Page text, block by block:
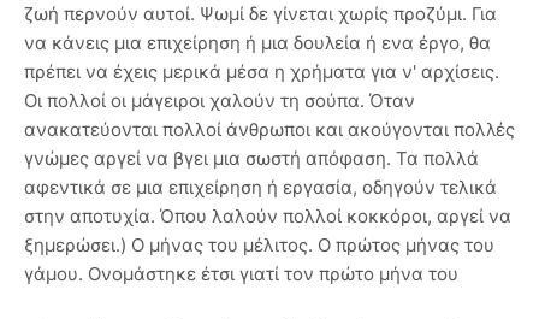
ζωή περνούν αυτοί. Ψωμί δε γίνεται χωρίς προζύμι. Για
να κάνεις μια επιχείρηση ή μια δουλεία ή ενα έργο, θα
πρέπει να έχεις μερικά μέσα η χρήματα για ν' αρχίσεις.
Οι πολλοί οι μάγειροι χαλούν τη σούπα. Όταν
ανακατεύονται πολλοί άνθρωποι και ακούγονται πολλές
γνώμες αργεί να βγει μια σωστή απόφαση. Τα πολλά
αφεντικά σε μια επιχείρηση ή εργασία, οδηγούν τελικά
στην αποτυχία. Όπου λαλούν πολλοί κοκκόροι, αργεί να
ξημερώσει.) Ο μήνας του μέλιτος. Ο πρώτος μήνας του
γάμου. Ονομάστηκε έτσι γιατί τον πρώτο μήνα του